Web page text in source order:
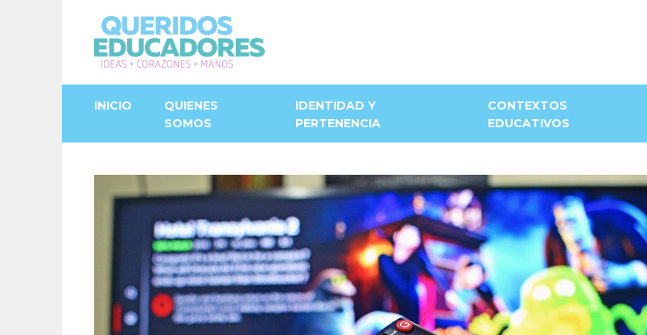
INICIO
QUIENES
SOMOS
IDENTIDAD Y
PERTENENCIA
CONTEXTOS
EDUCATIVOS